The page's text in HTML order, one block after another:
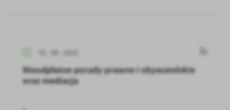
01 - 06 - 2023
Nieodpłatne porady prawne i obywatelskie
oraz mediacja